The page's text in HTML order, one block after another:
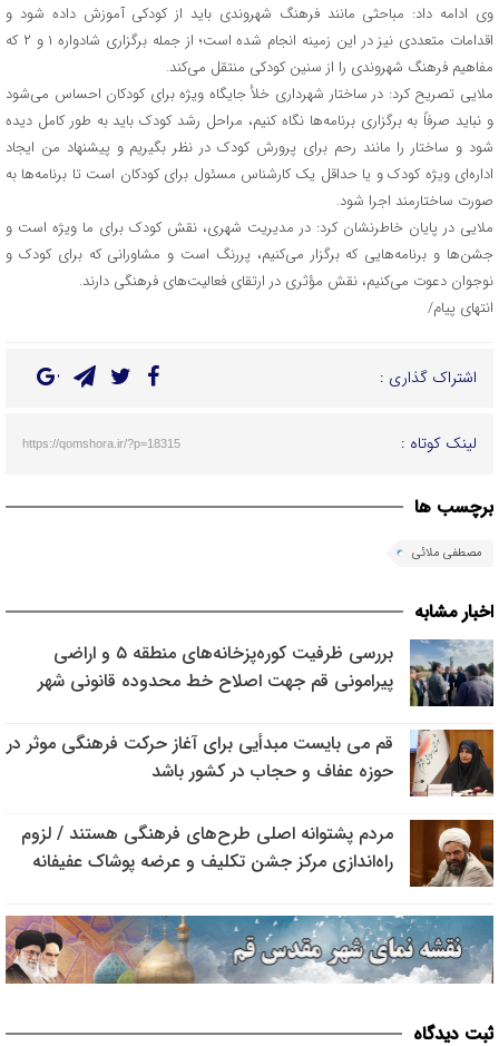
وی ادامه داد: مباحثی مانند فرهنگ شهروندی باید از کودکی آموزش داده شود و
اقدامات متعددی نیز در این زمینه انجام شده است؛ از جمله برگزاری شادواره ۱ و ۲ که
مفاهیم فرهنگ شهروندی را از سنین کودکی منتقل می‌کند.
ملایی تصریح کرد: در ساختار شهرداری خلأ جایگاه ویژه برای کودکان احساس می‌شود
و نباید صرفاً به برگزاری برنامه‌ها نگاه کنیم، مراحل رشد کودک باید به طور کامل دیده
شود و ساختار را مانند رحم برای پرورش کودک در نظر بگیریم و پیشنهاد من ایجاد
اداره‌ای ویژه کودک و یا حداقل یک کارشناس مسئول برای کودکان است تا برنامه‌ها به
صورت ساختارمند اجرا شود.
ملایی در پایان خاطرنشان کرد: در مدیریت شهری، نقش کودک برای ما ویژه است و
جشن‌ها و برنامه‌هایی که برگزار می‌کنیم، پررنگ است و مشاورانی که برای کودک و
نوجوان دعوت می‌کنیم، نقش مؤثری در ارتقای فعالیت‌های فرهنگی دارند.
انتهای پیام/
اشتراک گذاری :
لینک کوتاه : https://qomshora.ir/?p=18315
برچسب ها
مصطفی ملائی
اخبار مشابه
بررسی ظرفیت کوره‌پزخانه‌های منطقه ۵ و اراضی
پیرامونی قم جهت اصلاح خط محدوده قانونی شهر
قم می بایست مبدأیی برای آغاز حرکت فرهنگی موثر در
حوزه عفاف و حجاب در کشور باشد
مردم پشتوانه اصلی طرح‌های فرهنگی هستند / لزوم
راه‌اندازی مرکز جشن تکلیف و عرضه پوشاک عفیفانه
ثبت دیدگاه